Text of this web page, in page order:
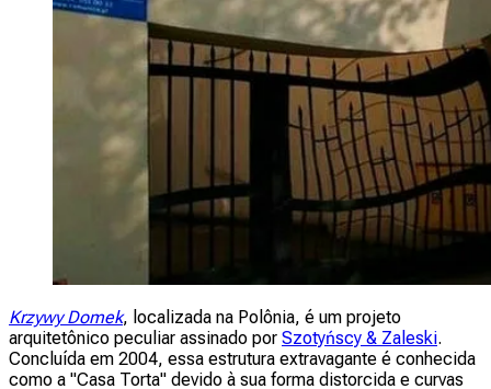
Krzywy Domek, localizada na Polônia, é um projeto
arquitetônico peculiar assinado por Szotyńscy & Zaleski.
Concluída em 2004, essa estrutura extravagante é conhecida
como a "Casa Torta" devido à sua forma distorcida e curvas